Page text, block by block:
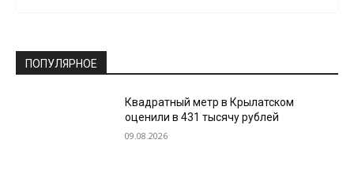
ПОПУЛЯРНОЕ
Квадратный метр в Крылатском
оценили в 431 тысячу рублей
09.08.2026